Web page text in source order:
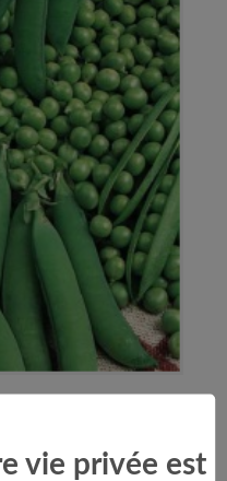
vie privée est